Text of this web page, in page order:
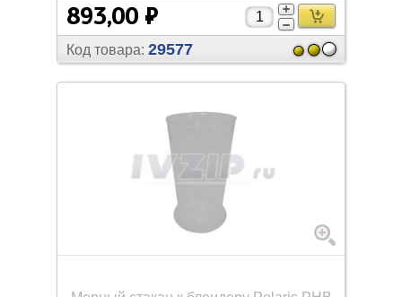
893,00 ₽
Код товара: 29577